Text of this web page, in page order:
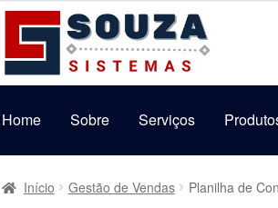
Pular
para
navegação
Pular
para
o
conteúdo
Home
Sobre Serviços
Início Gestão de Vendas Planilha de
original
era:
R$69,99.
atual
é:
R$39,99.